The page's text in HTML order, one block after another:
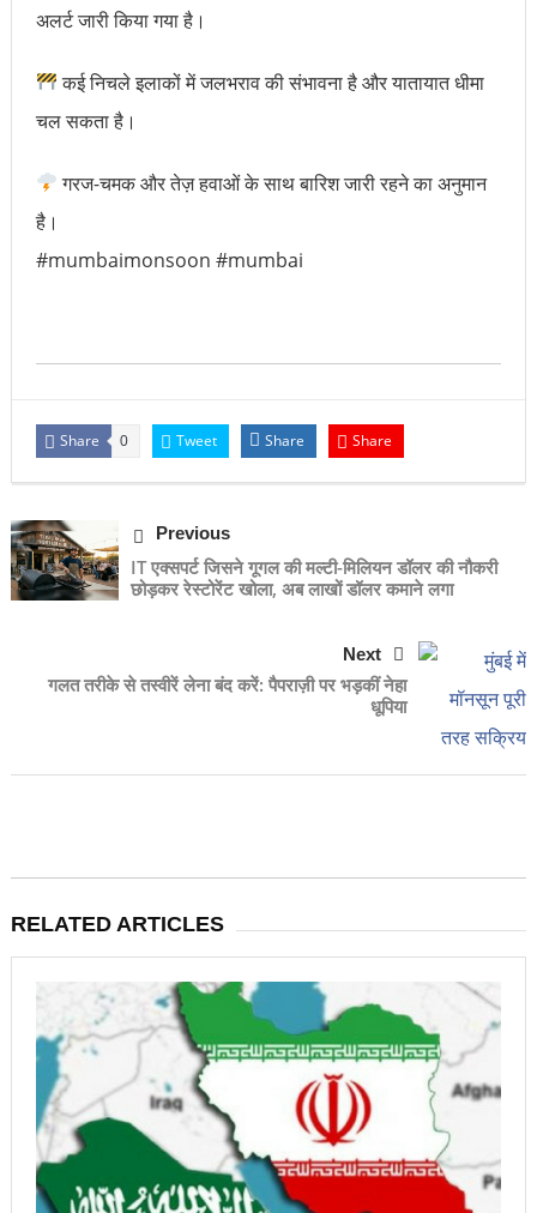
अलर्ट जारी किया गया है।
कई निचले इलाकों में जलभराव की संभावना है और यातायात धीमा
चल सकता है।
गरज-चमक और तेज़ हवाओं के साथ बारिश जारी रहने का अनुमान
है।
#mumbaimonsoon #mumbai
Share 0 Tweet Share Share
Previous
IT एक्सपर्ट जिसने गूगल की मल्टी-मिलियन डॉलर की नौकरी
छोड़कर रेस्टोरेंट खोला, अब लाखों डॉलर कमाने लगा
Next
गलत तरीके से तस्वीरें लेना बंद करें: पैपराज़ी पर भड़कीं नेहा
धूपिया
RELATED ARTICLES